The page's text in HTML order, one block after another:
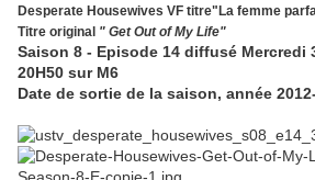
Desperate Housewives VF titre"La femme
Titre original " Get Out of My Life"
Saison 8 - Episode 14 diffusé Mercredi
20H50 sur M6
Date de sortie de la saison, année